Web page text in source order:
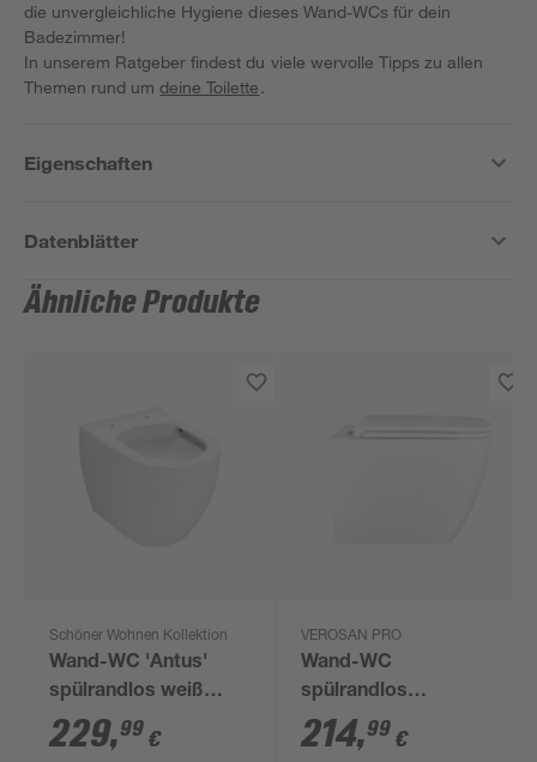
die unvergleichliche Hygiene dieses Wand-WCs für dein
Badezimmer!
In unserem Ratgeber findest du viele wervolle Tipps zu allen
Themen rund umdeine Toilette.
Eigenschaften
Datenblätter
Ähnliche Produkte
Schöner Wohnen Kollektion
Wand-WC 'Antus'
spülrandlos weiß
ohne WC-Sitz
229,99 €
VEROSAN PRO
Wand-WC
spülrandlos
'Barcelona' inklusive
WC-Sitz weiß
214,99 €